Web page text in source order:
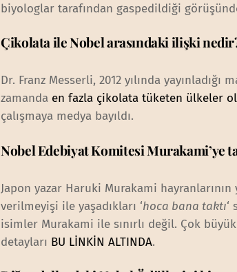
biyologlar tarafından gaspedildiği
Çikolata ile Nobel arasındaki ilişki
Dr. Franz Messerli, 2012 yılında
zamanda en fazla çikolata tüketen ülkeler
çalışmaya medya bayıldı.
Nobel Edebiyat Komitesi Murakami’ye
Japon yazar Haruki Murakami
verilmeyişi ile yaşadıkları ‘hoca bana taktı‘
isimler Murakami ile sınırlı değil. Çok
detayları BU LİNKİN ALTINDA.